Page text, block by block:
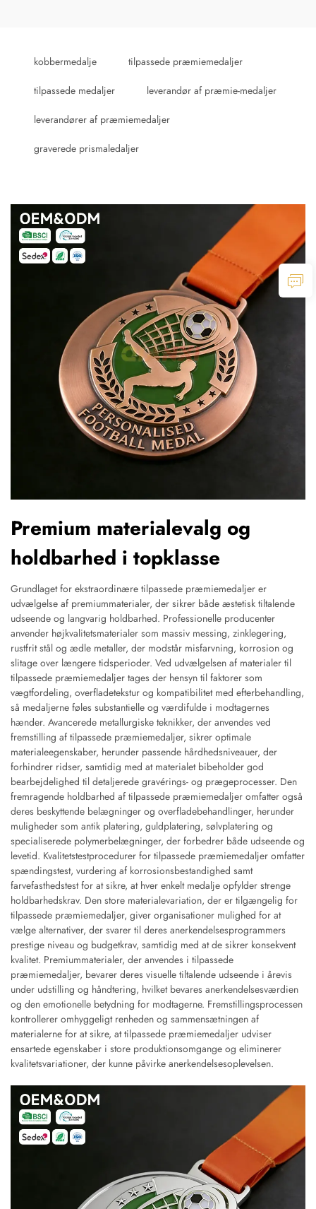
kobbermedalje tilpassede præmiemedaljer
tilpassede medaljer leverandør af præmie-medaljer
leverandører af præmiemedaljer
graverede prismaledaljer
Premium materialevalg og
holdbarhed i topklasse
Grundlaget for ekstraordinære tilpassede præmiemedaljer er
udvælgelse af premiummaterialer, der sikrer både æstetisk tiltalende
udseende og langvarig holdbarhed. Professionelle producenter
anvender højkvalitetsmaterialer som massiv messing, zinklegering,
rustfrit stål og ædle metaller, der modstår misfarvning, korrosion og
slitage over længere tidsperioder. Ved udvælgelsen af materialer til
tilpassede præmiemedaljer tages der hensyn til faktorer som
vægtfordeling, overfladetekstur og kompatibilitet med efterbehandling,
så medaljerne føles substantielle og værdifulde i modtagernes
hænder. Avancerede metallurgiske teknikker, der anvendes ved
fremstilling af tilpassede præmiemedaljer, sikrer optimale
materialeegenskaber, herunder passende hårdhedsniveauer, der
forhindrer ridser, samtidig med at materialet bibeholder god
bearbejdelighed til detaljerede gravérings- og prægeprocesser. Den
fremragende holdbarhed af tilpassede præmiemedaljer omfatter også
deres beskyttende belægninger og overfladebehandlinger, herunder
muligheder som antik platering, guldplatering, sølvplatering og
specialiserede polymerbelægninger, der forbedrer både udseende og
levetid. Kvalitetstestprocedurer for tilpassede præmiemedaljer omfatter
spændingstest, vurdering af korrosionsbestandighed samt
farvefasthedstest for at sikre, at hver enkelt medalje opfylder strenge
holdbarhedskrav. Den store materialevariation, der er tilgængelig for
tilpassede præmiemedaljer, giver organisationer mulighed for at
vælge alternativer, der svarer til deres anerkendelsesprogrammers
prestige niveau og budgetkrav, samtidig med at de sikrer konsekvent
kvalitet. Premiummaterialer, der anvendes i tilpassede
præmiemedaljer, bevarer deres visuelle tiltalende udseende i årevis
under udstilling og håndtering, hvilket bevares anerkendelsesværdien
og den emotionelle betydning for modtagerne. Fremstillingsprocessen
kontrollerer omhyggeligt renheden og sammensætningen af
materialerne for at sikre, at tilpassede præmiemedaljer udviser
ensartede egenskaber i store produktionsomgange og eliminerer
kvalitetsvariationer, der kunne påvirke anerkendelsesoplevelsen.